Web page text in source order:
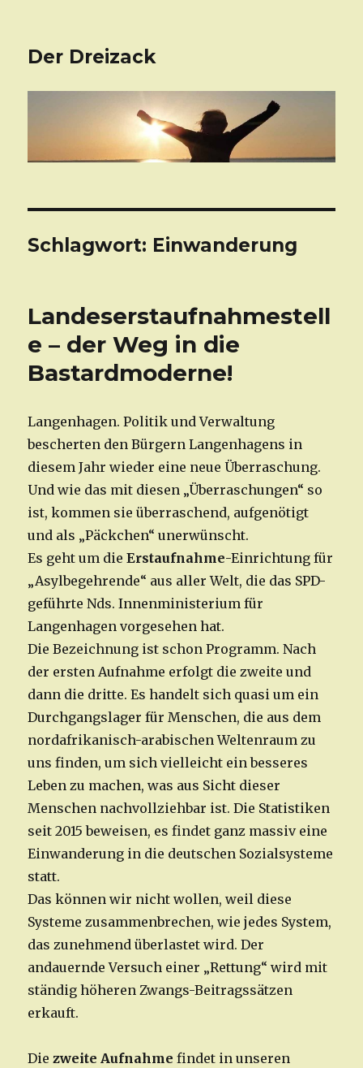
Der Dreizack
Schlagwort: Einwanderung
Landeserstaufnahmestell
e – der Weg in die
Bastardmoderne!
Langenhagen. Politik und Verwaltung
bescherten den Bürgern Langenhagens in
diesem Jahr wieder eine neue Überraschung.
Und wie das mit diesen „Überraschungen“ so
ist, kommen sie überraschend, aufgenötigt
und als „Päckchen“ unerwünscht.
Es geht um dieErstaufnahme-Einrichtung für
„Asylbegehrende“ aus aller Welt, die das SPD-
geführte Nds. Innenministerium für
Langenhagen vorgesehen hat.
Die Bezeichnung ist schon Programm. Nach
der ersten Aufnahme erfolgt die zweite und
dann die dritte. Es handelt sich quasi um ein
Durchgangslager für Menschen, die aus dem
nordafrikanisch-arabischen Weltenraum zu
uns finden, um sich vielleicht ein besseres
Leben zu machen, was aus Sicht dieser
Menschen nachvollziehbar ist. Die Statistiken
seit 2015 beweisen, es findet ganz massiv eine
Einwanderung in die deutschen Sozialsysteme
statt.
Das können wir nicht wollen, weil diese
Systeme zusammenbrechen, wie jedes System,
das zunehmend überlastet wird. Der
andauernde Versuch einer „Rettung“ wird mit
ständig höheren Zwangs-Beitragssätzen
erkauft.
Diezweite Aufnahmefindet in unseren